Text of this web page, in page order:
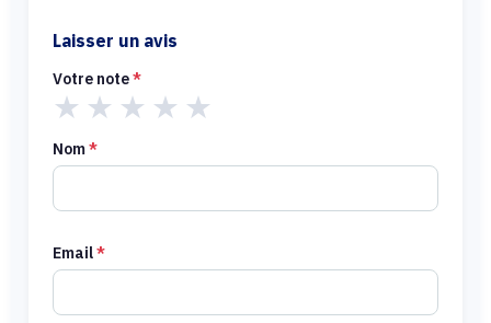
Laisser un avis
Votre note*
★ ★ ★ ★ ★
Nom*
Email*